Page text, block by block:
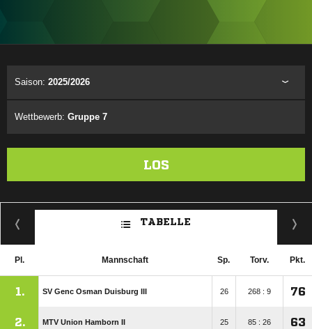
Saison: 2025/2026
Wettbewerb: Gruppe 7
LOS
TABELLE
Pl. Mannschaft Sp. Torv. Pkt.
1. SV Genc Osman Duisburg III 26 268 : 9 76
2. MTV Union Hamborn II 25 85 : 26 63